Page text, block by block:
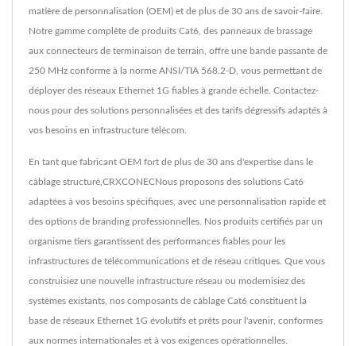
matière de personnalisation (OEM) et de plus de 30 ans de savoir-faire.
Notre gamme complète de produits Cat6, des panneaux de brassage
aux connecteurs de terminaison de terrain, offre une bande passante de
250 MHz conforme à la norme ANSI/TIA 568.2-D, vous permettant de
déployer des réseaux Ethernet 1G fiables à grande échelle. Contactez-
nous pour des solutions personnalisées et des tarifs dégressifs adaptés à
vos besoins en infrastructure télécom.
En tant que fabricant OEM fort de plus de 30 ans d'expertise dans le
câblage structuré,CRXCONECNous proposons des solutions Cat6
adaptées à vos besoins spécifiques, avec une personnalisation rapide et
des options de branding professionnelles. Nos produits certifiés par un
organisme tiers garantissent des performances fiables pour les
infrastructures de télécommunications et de réseau critiques. Que vous
construisiez une nouvelle infrastructure réseau ou modernisiez des
systèmes existants, nos composants de câblage Cat6 constituent la
base de réseaux Ethernet 1G évolutifs et prêts pour l'avenir, conformes
aux normes internationales et à vos exigences opérationnelles.